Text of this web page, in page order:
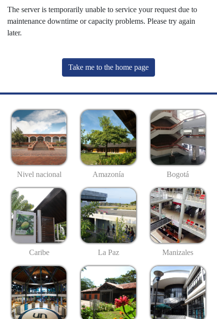
The server is temporarily unable to service your request due to
maintenance downtime or capacity problems. Please try again
later.
Take me to the home page
Nivel nacional Amazonía Bogotá
Caribe La Paz Manizales